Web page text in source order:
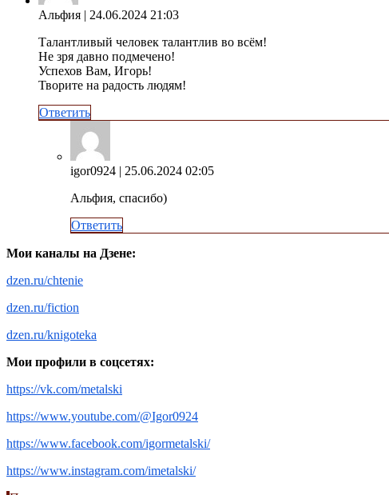
Альфия | 24.06.2024 21:03
Талантливый человек талантлив во всём!
Не зря давно подмечено!
Успехов Вам, Игорь!
Творите на радость людям!
Ответить
igor0924 | 25.06.2024 02:05
Альфия, спасибо)
Ответить
Мои каналы на Дзене:
dzen.ru/chtenie
dzen.ru/fiction
dzen.ru/knigoteka
Мои профили в соцсетях:
https://vk.com/metalski
https://www.youtube.com/@Igor0924
https://www.facebook.com/igormetalski/
https://www.instagram.com/imetalski/